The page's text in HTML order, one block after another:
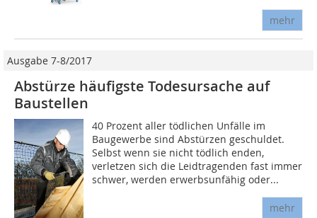
mehr
Ausgabe 7-8/2017
Abstürze häufigste Todesursache auf
Baustellen
40 Prozent aller tödlichen Unfälle im
Baugewerbe sind Abstürzen geschuldet.
Selbst wenn sie nicht tödlich enden,
verletzen sich die Leidtragenden fast immer
schwer, werden erwerbsunfähig oder...
mehr